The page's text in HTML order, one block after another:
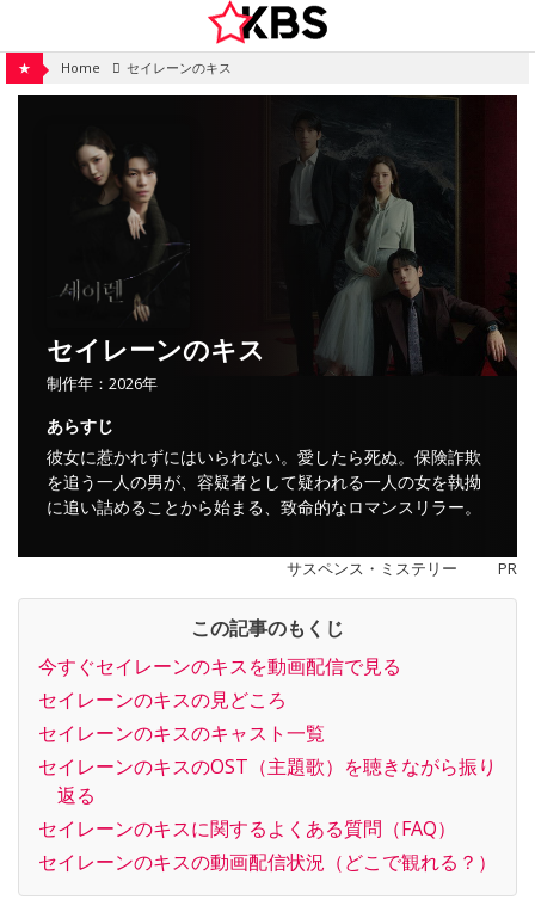
content
★ Home セイレーンのキス
セイレーンのキス
制作年：2026年
あらすじ
彼女に惹かれずにはいられない。愛したら死ぬ。保険詐欺
を追う一人の男が、容疑者として疑われる一人の女を執拗
に追い詰めることから始まる、致命的なロマンスリラー。
サスペンス・ミステリー PR
この記事のもくじ
今すぐセイレーンのキスを動画配信で見る
セイレーンのキスの見どころ
セイレーンのキスのキャスト一覧
セイレーンのキスのOST（主題歌）を聴きながら振り
返る
セイレーンのキスに関するよくある質問（FAQ）
セイレーンのキスの動画配信状況（どこで観れる？）